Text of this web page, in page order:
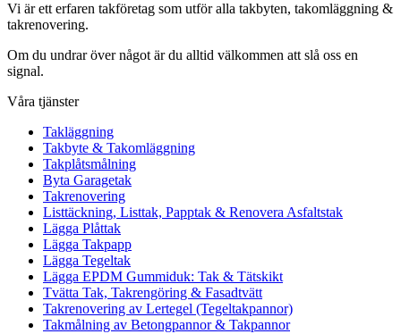
Vi är ett erfaren takföretag som utför alla takbyten, takomläggning &
takrenovering.
Om du undrar över något är du alltid välkommen att slå oss en
signal.
Våra tjänster
Takläggning
Takbyte & Takomläggning
Takplåtsmålning
Byta Garagetak
Takrenovering
Listtäckning, Listtak, Papptak & Renovera Asfaltstak
Lägga Plåttak
Lägga Takpapp
Lägga Tegeltak
Lägga EPDM Gummiduk: Tak & Tätskikt
Tvätta Tak, Takrengöring & Fasadtvätt
Takrenovering av Lertegel (Tegeltakpannor)
Takmålning av Betongpannor & Takpannor